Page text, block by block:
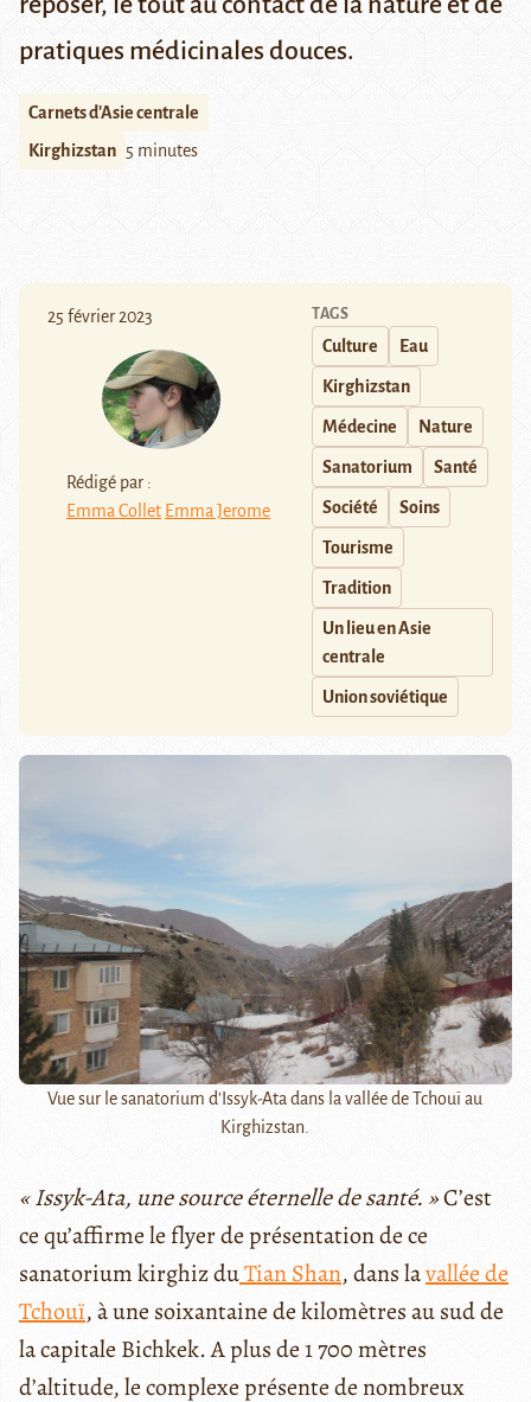
pratiques médicinales douces.
Carnets d'Asie centrale
Kirghizstan 5 minutes
25 février 2023
Rédigé par :
Emma Collet Emma Jerome
TAGS
Culture Eau
Kirghizstan
Médecine Nature
Sanatorium Santé
Société Soins
Tourisme
Tradition
Un lieu en Asie
centrale
Union soviétique
Vue sur le sanatorium d'Issyk-Ata dans la vallée de Tchouï au
Kirghizstan.
« Issyk-Ata, une source éternelle de santé. »C’est
ce qu’affirme le flyer de présentation de ce
sanatorium kirghiz duTian Shan, dans lavallée de
Tchouï, à une soixantaine de kilomètres au sud de
la capitale Bichkek. A plus de 1 700 mètres
d’altitude, le complexe présente de nombreux